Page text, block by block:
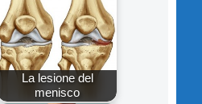
La lesione del
menisco